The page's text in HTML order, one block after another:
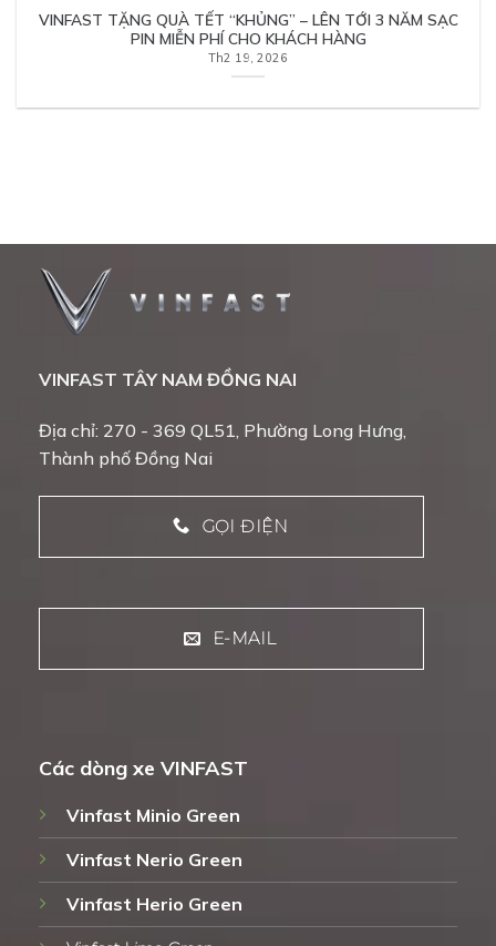
VINFAST TẶNG QUÀ TẾT “KHỦNG” – LÊN TỚI 3 NĂM SẠC
PIN MIỄN PHÍ CHO KHÁCH HÀNG
Th2 19, 2026
VINFAST TÂY NAM ĐỒNG NAI
Địa chỉ: 270 - 369 QL51, Phường Long Hưng,
Thành phố Đồng Nai
GỌI ĐIỆN
E-MAIL
Các dòng xe VINFAST
Vinfast Minio Green
Vinfast Nerio Green
Vinfast Herio Green